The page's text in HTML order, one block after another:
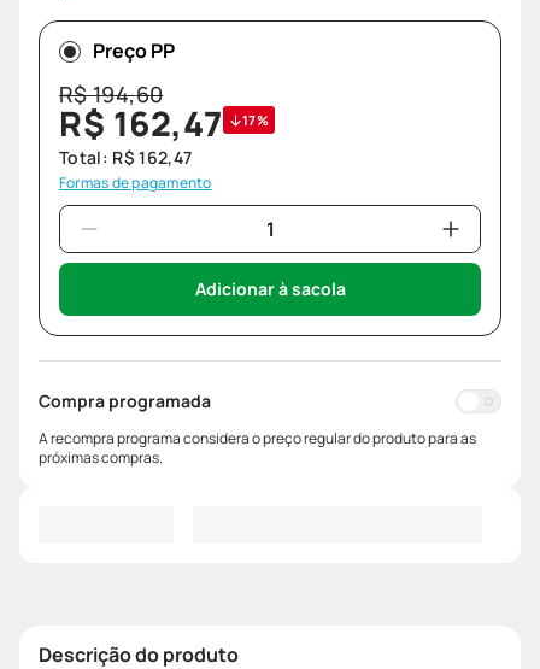
Preço PP
R$194,60
R$ 162,47 17%
Total: R$ 162,47
Formas de pagamento
Adicionar à sacola
Compra programada
A recompra programa considera o preço regular do produto para as
próximas compras.
Descrição do produto